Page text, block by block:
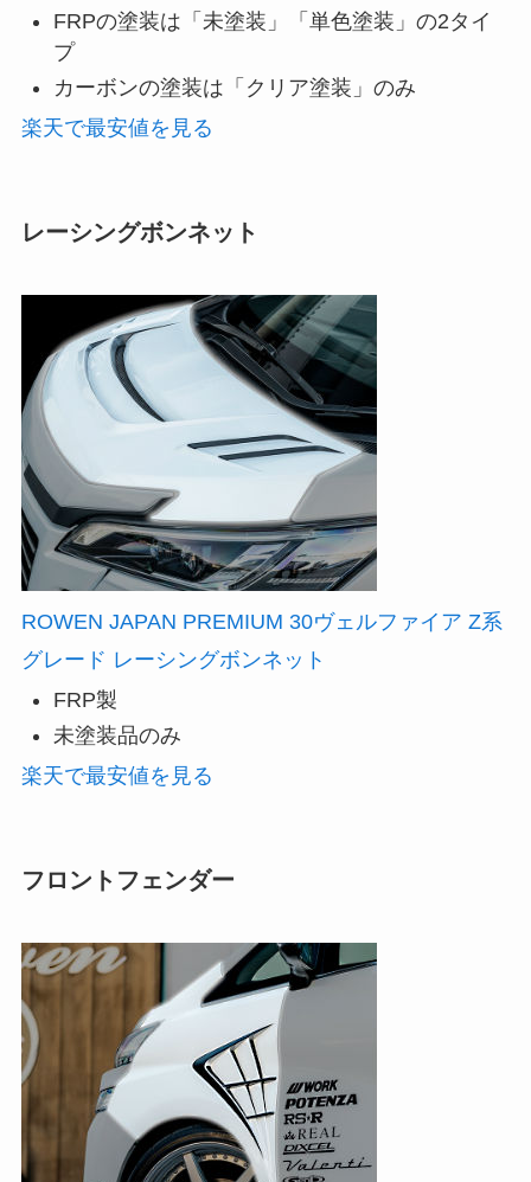
FRPの塗装は「未塗装」「単色塗装」の2タイ
プ
カーボンの塗装は「クリア塗装」のみ
楽天で最安値を見る
レーシングボンネット
ROWEN JAPAN PREMIUM 30ヴェルファイア Z系
グレード レーシングボンネット
FRP製
未塗装品のみ
楽天で最安値を見る
フロントフェンダー